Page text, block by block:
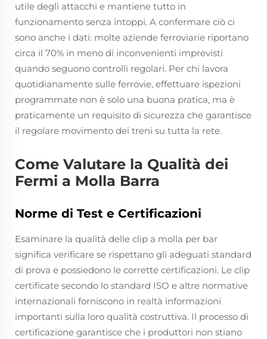
utile degli attacchi e mantiene tutto in
funzionamento senza intoppi. A confermare ciò ci
sono anche i dati: molte aziende ferroviarie riportano
circa il 70% in meno di inconvenienti imprevisti
quando seguono controlli regolari. Per chi lavora
quotidianamente sulle ferrovie, effettuare ispezioni
programmate non è solo una buona pratica, ma è
praticamente un requisito di sicurezza che garantisce
il regolare movimento dei treni su tutta la rete.
Come Valutare la Qualità dei
Fermi a Molla Barra
Norme di Test e Certificazioni
Esaminare la qualità delle clip a molla per bar
significa verificare se rispettano gli adeguati standard
di prova e possiedono le corrette certificazioni. Le clip
certificate secondo lo standard ISO e altre normative
internazionali forniscono in realtà informazioni
importanti sulla loro qualità costruttiva. Il processo di
certificazione garantisce che i produttori non stiano